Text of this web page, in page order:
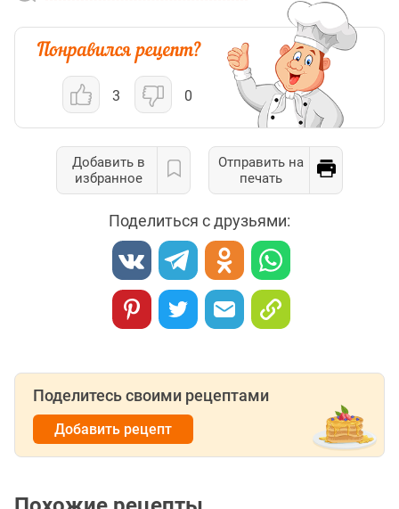
3 0
Добавить в
избранное
Отправить на
печать
Поделиться с друзьями:
Поделитесь своими рецептами
Добавить рецепт